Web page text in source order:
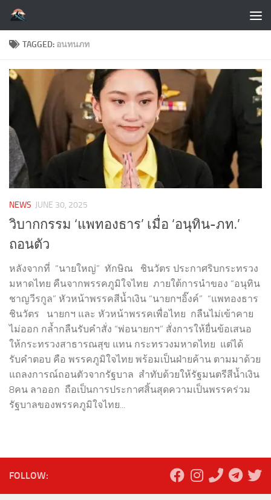
Skip to content
TAGGED: อนทนภท
NEWS JUNE 30, 2025
วิบากกรรม ‘แพทองธาร’ เมื่อ ‘อนุทิน-ภท.’
ถอนตัว
หลังจากที่ “นายใหญ่” ทักษิณ ชินวัตร ประกาศริบกระทรวง
มหาดไทย คืนจากพรรคภูมิใจไทย ภายใต้การนำของ “อนุทิน
ชาญวีรกูล” หัวหน้าพรรคสีน้ำเงิน “นายกฯอิ๊งค์” “แพทองธาร
ชินวัตร นายกฯ และ หัวหน้าพรรคเพื่อไทย กลืนไม่เข้าคาย
ไม่ออก กล้ำกลืนรับคำสั่ง “พ่อนายกฯ” สั่งการให้ยื่นข้อเสนอ
ให้กระทรวงสาธารณสุข แทน กระทรวงมหาดไทย แต่ได้
รับคำตอบ คือ พรรคภูมิใจไทย พร้อมเป็นฝ่ายค้าน ตามมาด้วย
แถลงการณ์ถอนตัวจากรัฐบาล สำทับด้วยให้รัฐมนตรีสีน้ำเงิน
8คน ลาออก ถือเป็นการประกาศสิ้นสุดความเป็นพรรคร่วม
รัฐบาลของพรรคภูมิใจไทย...
FOLLOW: